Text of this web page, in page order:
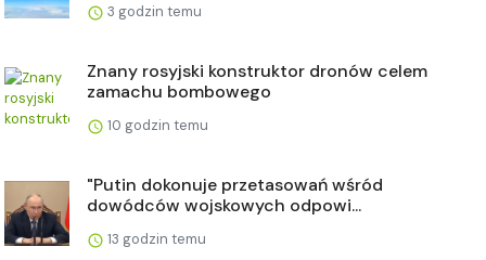
3 godzin temu
Znany rosyjski konstruktor dronów celem
zamachu bombowego
10 godzin temu
"Putin dokonuje przetasowań wśród
dowódców wojskowych odpowi...
13 godzin temu